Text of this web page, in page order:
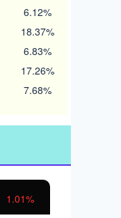
6.12%
18.37%
6.83%
17.26%
7.68%
1.01%